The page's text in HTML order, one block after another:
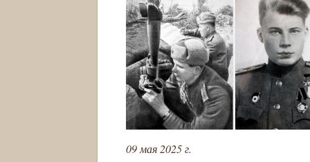
09 мая 2025 г.